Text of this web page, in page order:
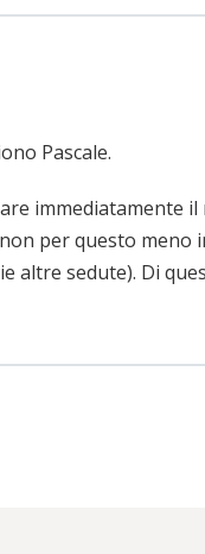
Pascale.
immediatamente
per questo
altre sedute). Di